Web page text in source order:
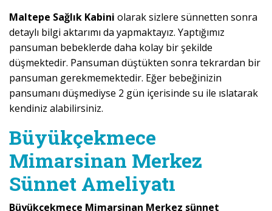
Maltepe Sağlık Kabini olarak sizlere sünnetten sonra
detaylı bilgi aktarımı da yapmaktayız. Yaptığımız
pansuman bebeklerde daha kolay bir şekilde
düşmektedir. Pansuman düştükten sonra tekrardan bir
pansuman gerekmemektedir. Eğer bebeğinizin
pansumanı düşmediyse 2 gün içerisinde su ile ıslatarak
kendiniz alabilirsiniz.
Büyükçekmece
Mimarsinan Merkez
Sünnet Ameliyatı
Büyükçekmece Mimarsinan Merkez sünnet